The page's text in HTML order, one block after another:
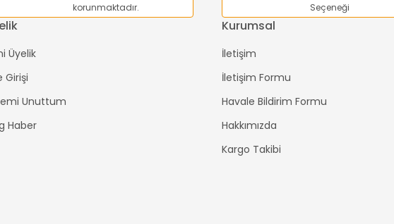
%30
korunmaktadır.
Seçeneği
Üyelik
Girişi
Unuttum
Haber
Kurumsal
İletişim
İletişim Formu
Havale Bildirim Formu
Hakkımızda
Kargo Takibi